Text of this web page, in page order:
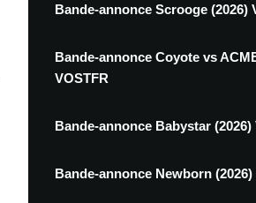
Bande-annonce Scrooge (2026)
Bande-annonce Coyote vs
VOSTFR
Bande-annonce Babystar (2026)
Bande-annonce Newborn (2026)